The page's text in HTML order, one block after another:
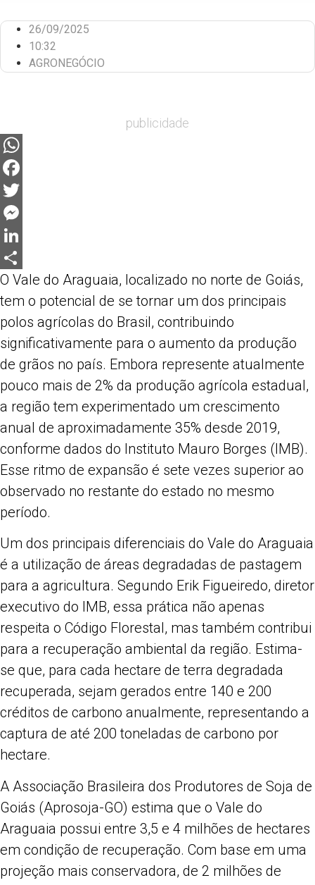
26/09/2025
10:32
AGRONEGÓCIO
publicidade
WhatsApp
Facebook
Twitter
Messenger
LinkedIn
Share
O Vale do Araguaia, localizado no norte de Goiás,
tem o potencial de se tornar um dos principais
polos agrícolas do Brasil, contribuindo
significativamente para o aumento da produção
de grãos no país. Embora represente atualmente
pouco mais de 2% da produção agrícola estadual,
a região tem experimentado um crescimento
anual de aproximadamente 35% desde 2019,
conforme dados do Instituto Mauro Borges (IMB).
Esse ritmo de expansão é sete vezes superior ao
observado no restante do estado no mesmo
período.
Um dos principais diferenciais do Vale do Araguaia
é a utilização de áreas degradadas de pastagem
para a agricultura. Segundo Erik Figueiredo, diretor
executivo do IMB, essa prática não apenas
respeita o Código Florestal, mas também contribui
para a recuperação ambiental da região. Estima-
se que, para cada hectare de terra degradada
recuperada, sejam gerados entre 140 e 200
créditos de carbono anualmente, representando a
captura de até 200 toneladas de carbono por
hectare.
A Associação Brasileira dos Produtores de Soja de
Goiás (Aprosoja-GO) estima que o Vale do
Araguaia possui entre 3,5 e 4 milhões de hectares
em condição de recuperação. Com base em uma
projeção mais conservadora, de 2 milhões de